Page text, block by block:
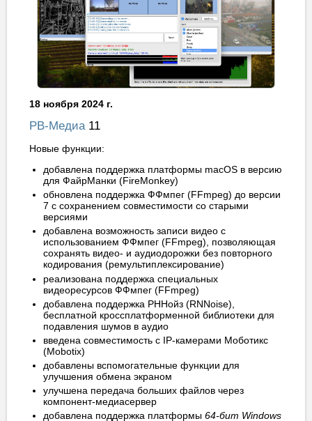
18 ноября 2024 г.
РВ-Медиа11
Новые функции:
добавлена поддержка платформы macOS в версию
для ФайрМанки (FireMonkey)
обновлена поддержка ФФмпег (FFmpeg) до версии
7 с сохранением совместимости со старыми
версиями
добавлена возможность записи видео с
использованием ФФмпег (FFmpeg), позволяющая
сохранять видео- и аудиодорожки без повторного
кодирования (ремультиплексирование)
реализована поддержка специальных
видеоресурсов ФФмпег (FFmpeg)
добавлена поддержка РННойз (RNNoise),
бесплатной кроссплатформенной библиотеки для
подавления шумов в аудио
введена совместимость с IP-камерами Моботикс
(Mobotix)
добавлены вспомогательные функции для
улучшения обмена экраном
улучшена передача больших файлов через
компонент-медиасервер
добавлена поддержка платформы 64-бит Windows